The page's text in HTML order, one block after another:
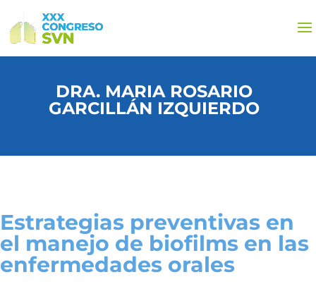
DRA. MARIA ROSARIO
GARCILLÁN IZQUIERDO
Estrategias preventivas en
el manejo de biofilms en las
enfermedades orales